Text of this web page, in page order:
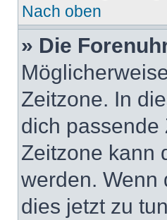
Nach oben
» Die
Zeitzone. In
dich passende
Zeitzone kann
werden. Wenn
dies jetzt zu